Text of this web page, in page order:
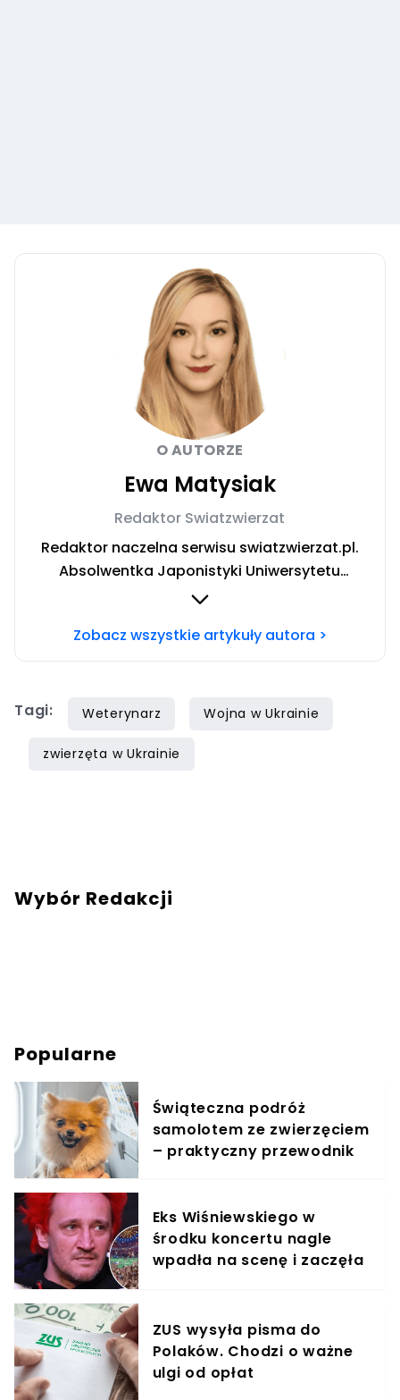
O AUTORZE
Ewa Matysiak
Redaktor Swiatzwierzat
Redaktor naczelna serwisu swiatzwierzat.pl.
Absolwentka Japonistyki Uniwersytetu
Warszawskiego. W trakcie rocznego wyjazdu
relacją człowiek-pies oraz roli domowych
szczęścia w licznych pasjach.
skłania ją do odwiedzania co rusz to
Zobacz wszystkie artykuły autora >
Tagi: Weterynarz Wojna w Ukrainie
zwierzęta w Ukrainie
Wybór Redakcji
Popularne
Świąteczna podróż
samolotem ze zwierzęciem
– praktyczny przewodnik
Eks Wiśniewskiego w
środku koncertu nagle
wpadła na scenę i zaczęła
ZUS wysyła pisma do
Polaków. Chodzi o ważne
ulgi od opłat